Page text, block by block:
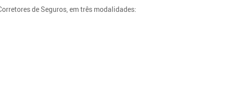
de Seguros, em três modalidades: